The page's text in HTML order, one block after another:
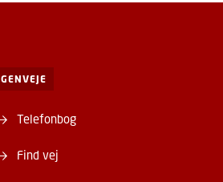
GENVEJE
Telefonbog
Find vej